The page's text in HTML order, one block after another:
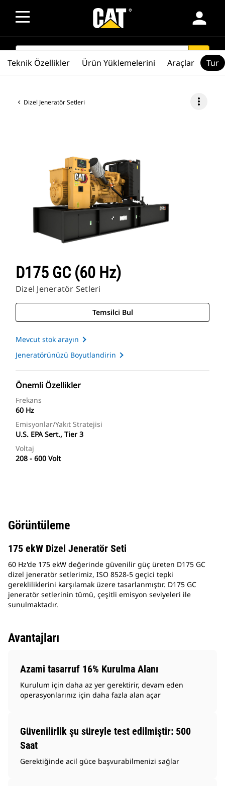
person
SEARCH search
Dizel Jeneratör Setleri more_vert
D175 GC (60 Hz)
Dizel Jeneratör Setleri
Temsilci Bul
Mevcut stok arayın
Jeneratörünüzü Boyutlandirin
Önemli Özellikler
Frekans
60 Hz
Emisyonlar/Yakıt Stratejisi
U.S. EPA Sert., Tier 3
Voltaj
208 - 600 Volt
Teknik Özellikler Ürün Yüklemelerini Araçlar Tur
Görüntüleme
175 ekW Dizel Jeneratör Seti
60 Hz'de 175 ekW değerinde güvenilir güç üreten D175 GC
dizel jeneratör setlerimiz, ISO 8528-5 geçici tepki
gerekliliklerini karşılamak üzere tasarlanmıştır. D175 GC
jeneratör setlerinin tümü, çeşitli emisyon seviyeleri ile
sunulmaktadır.
Avantajları
Azami tasarruf 16% Kurulma Alanı
Kurulum için daha az yer gerektirir, devam eden
operasyonlarınız için daha fazla alan açar
Güvenilirlik şu süreyle test edilmiştir: 500
Saat
Gerektiğinde acil güce başvurabilmenizi sağlar